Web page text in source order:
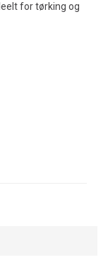
for tørking og